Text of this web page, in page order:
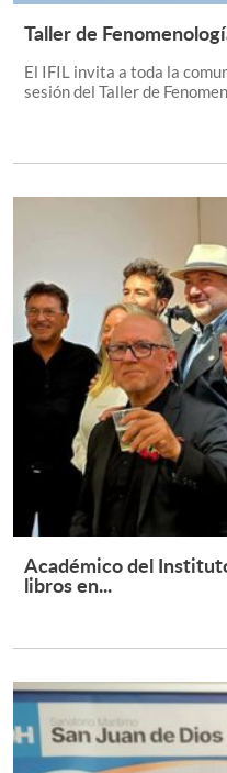
Taller de
El IFIL invita a toda la
sesión del Taller de
Académico del
libros en...